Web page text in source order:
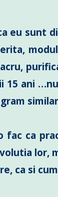
eu sunt
15 ani
similar
fac ca
lor,
ca si